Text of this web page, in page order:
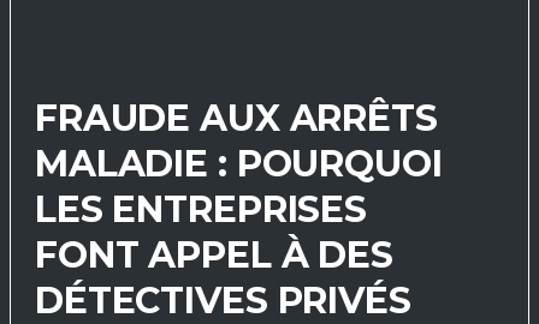
FRAUDE AUX ARRÊTS
MALADIE : POURQUOI
LES ENTREPRISES
FONT APPEL À DES
DÉTECTIVES PRIVÉS